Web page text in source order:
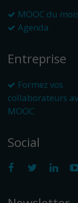
MOOC du
Agenda
Entreprise
Formez vos
collaborateurs
MOOC
Social